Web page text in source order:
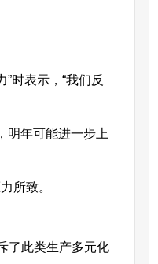
时表示，“我们反
明年可能进一步上
所致。
了此类生产多元化